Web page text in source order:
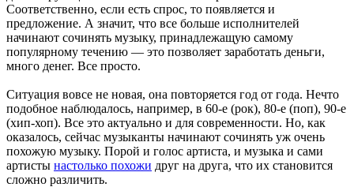
Соответственно, если есть спрос, то появляется и
предложение. А значит, что все больше исполнителей
начинают сочинять музыку, принадлежащую самому
популярному течению — это позволяет заработать деньги,
много денег. Все просто.
Ситуация вовсе не новая, она повторяется год от года. Нечто
подобное наблюдалось, например, в 60-е (рок), 80-е (поп), 90-е
(хип-хоп). Все это актуально и для современности. Но, как
оказалось, сейчас музыканты начинают сочинять уж очень
похожую музыку. Порой и голос артиста, и музыка и сами
артисты настолько похожи друг на друга, что их становится
сложно различить.